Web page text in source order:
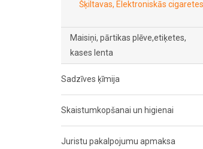
Šķiltavas, Elektroniskās cigaretes
Maisiņi, pārtikas plēve,etiķetes,
kases lenta
Sadzīves ķīmija
Skaistumkopšanai un higienai
Juristu pakalpojumu apmaksa